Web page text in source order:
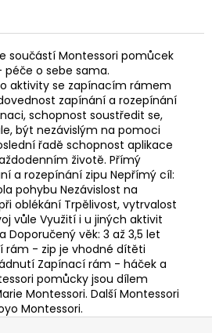
součástí Montessori pomůcek
o sebe sama.
aktivity se zapínacím rámem
zapínání a rozepínání
schopnost soustředit se,
být nezávislým na pomoci
řadě schopnost aplikace
životě. Přímý
a rozepínání zipu Nepřímý cíl:
pohybu Nezávislost na
oblékání Trpělivost, vytrvalost
vůle Využití i u jiných aktivit
Doporučený věk: 3 až 3,5 let
rám - zip je vhodné dítěti
Zapínací rám - háček a
pomůcky jsou dílem
Montessori. Další Montessori
Montessori.